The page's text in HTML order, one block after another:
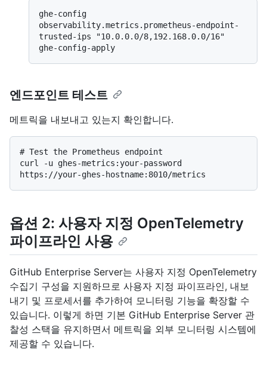
ghe-config
observability.metrics.prometheus-endpoint-
trusted-ips "10.0.0.0/8,192.168.0.0/16"
엔드포인트 테스트
메트릭을 내보내고 있는지 확인합니다.
# Test the Prometheus endpoint
curl -u ghes-metrics:your-password
옵션 2: 사용자 지정 OpenTelemetry
파이프라인 사용
GitHub Enterprise Server는 사용자 지정 OpenTelemetry
수집기 구성을 지원하므로 사용자 지정 파이프라인, 내보
내기 및 프로세서를 추가하여 모니터링 기능을 확장할 수
있습니다. 이렇게 하면 기본 GitHub Enterprise Server 관
찰성 스택을 유지하면서 메트릭을 외부 모니터링 시스템에
제공할 수 있습니다.